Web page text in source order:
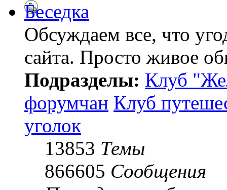
Беседка
Обсуждаем все, что
сайта. Просто живое
Подразделы: Клуб
форумчан Клуб
уголок
13853 Темы
866605 Сообщения